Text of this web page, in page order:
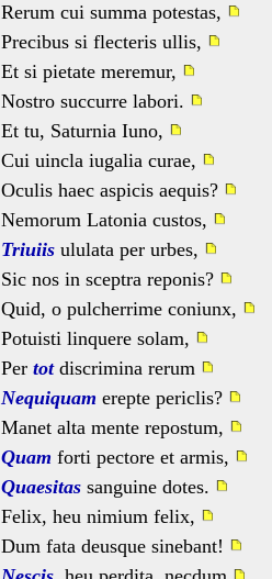
Rerum cui summa potestas,
Precibus si flecteris ullis,
Et si pietate meremur,
Nostro succurre labori.
Et tu, Saturnia Iuno,
Cui uincla iugalia curae,
Oculis haec aspicis aequis?
Nemorum Latonia custos,
Triuiis ululata per urbes,
Sic nos in sceptra reponis?
Quid, o pulcherrime coniunx,
Potuisti linquere solam,
Per totdiscrimina rerum
Nequiquam erepte periclis?
Manet alta mente repostum,
Quam forti pectore et armis,
Quaesitas sanguine dotes.
Felix, heu nimium felix,
Dum fata deusque sinebant!